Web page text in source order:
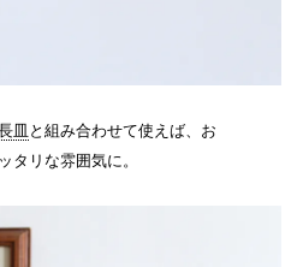
皿 と組み合わせて使えば、お
タリな雰囲気に。